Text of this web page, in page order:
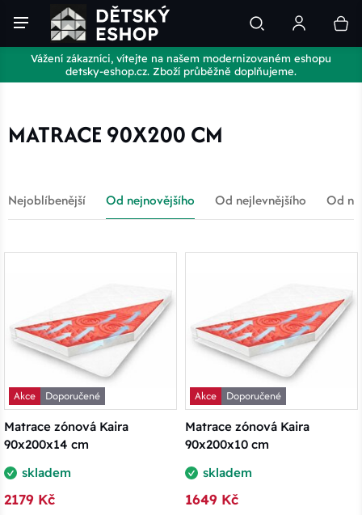
Vážení zákazníci, vítejte na našem modernizovaném eshopu
detsky-eshop.cz. Zboží průběžně doplňujeme.
MATRACE 90X200 CM
Nejoblíbenější Od nejnovějšího Od nejlevnějšího Od
Akce
Doporučené
Matrace zónová Kaira
90x200x14 cm
skladem
2179 Kč
Akce
Doporučené
Matrace zónová Kaira
90x200x10 cm
skladem
1649 Kč